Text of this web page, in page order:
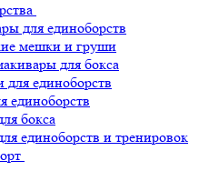
для единоборств
мешки и груши
для бокса
для единоборств
единоборств
бокса
единоборств и тренировок